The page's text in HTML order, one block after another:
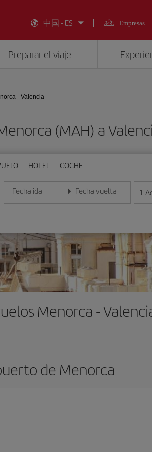
中国 - ES
Empresas
Preparar el viaje
- Valencia
(MAH) a
HOTEL COCHE
Fecha ida
Introduce la fecha en formato día/mes/año
Fecha vuelta
Introduce la fecha en 1
Menorca -
de Menorca